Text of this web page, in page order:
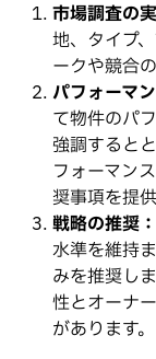
市場調査の
地、タイプ
ークや競合
パフォーマ
て物件のパ
強調すると
フォーマン
奨事項を提供
戦略の推奨：
水準を維持
みを推奨し
性とオーナ
があります。